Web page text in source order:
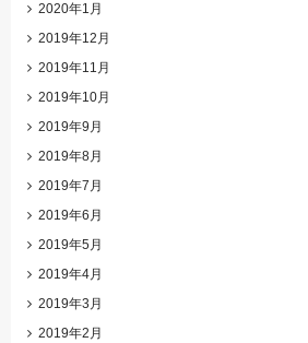
2020年1月
2019年12月
2019年11月
2019年10月
2019年9月
2019年8月
2019年7月
2019年6月
2019年5月
2019年4月
2019年3月
2019年2月